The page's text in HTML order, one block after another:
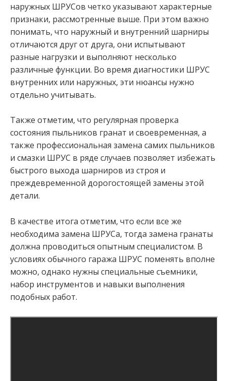
наружных ШРУСов четко указывают характерные
признаки, рассмотренные выше. При этом важно
понимать, что наружный и внутренний шарниры
отличаются друг от друга, они испытывают
разные нагрузки и выполняют несколько
различные функции. Во время диагностики ШРУС
внутренних или наружных, эти нюансы нужно
отдельно учитывать.
Также отметим, что регулярная проверка
состояния пыльников гранат и своевременная, а
также профессиональная замена самих пыльников
и смазки ШРУС в ряде случаев позволяет избежать
быстрого выхода шарниров из строя и
преждевременной дорогостоящей замены этой
детали.
В качестве итога отметим, что если все же
необходима замена ШРУСа, тогда замена гранаты
должна проводиться опытным специалистом. В
условиях обычного гаража ШРУС поменять вполне
можно, однако нужны специальные съемники,
набор инструментов и навыки выполнения
подобных работ.